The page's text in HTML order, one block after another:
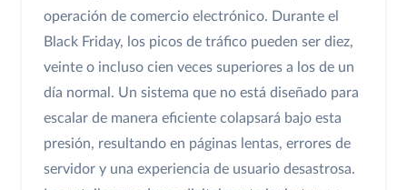
operación de comercio electrónico. Durante el
Black Friday, los picos de tráfico pueden ser diez,
veinte o incluso cien veces superiores a los de un
día normal. Un sistema que no está diseñado para
escalar de manera eficiente colapsará bajo esta
presión, resultando en páginas lentas, errores de
servidor y una experiencia de usuario desastrosa.